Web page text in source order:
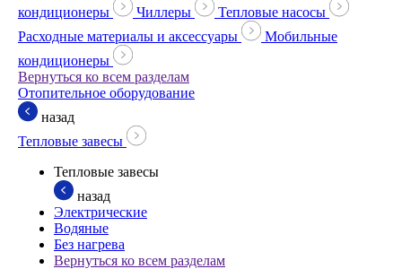
кондиционеры
Чиллеры
Тепловые насосы
Расходные материалы и аксессуары
Мобильные
кондиционеры
Вернуться ко всем разделам
Отопительное оборудование
назад
Тепловые завесы
Тепловые завесы
назад
Электрические
Водяные
Без нагрева
Вернуться ко всем разделам